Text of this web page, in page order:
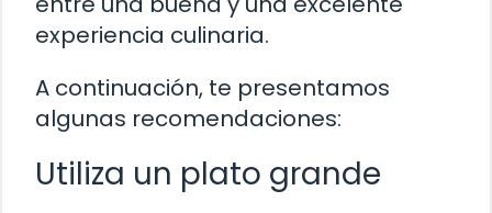
experiencia culinaria.
A continuación, te presentamos
algunas recomendaciones:
Utiliza un plato grande